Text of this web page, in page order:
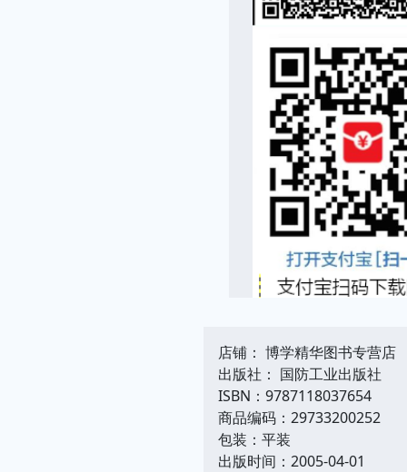
店铺： 博学精华图书专营店
出版社： 国防工业出版社
ISBN：9787118037654
商品编码：29733200252
包装：平装
出版时间：2005-04-01